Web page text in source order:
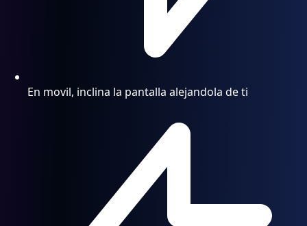
En movil, inclina la pantalla alejandola de ti